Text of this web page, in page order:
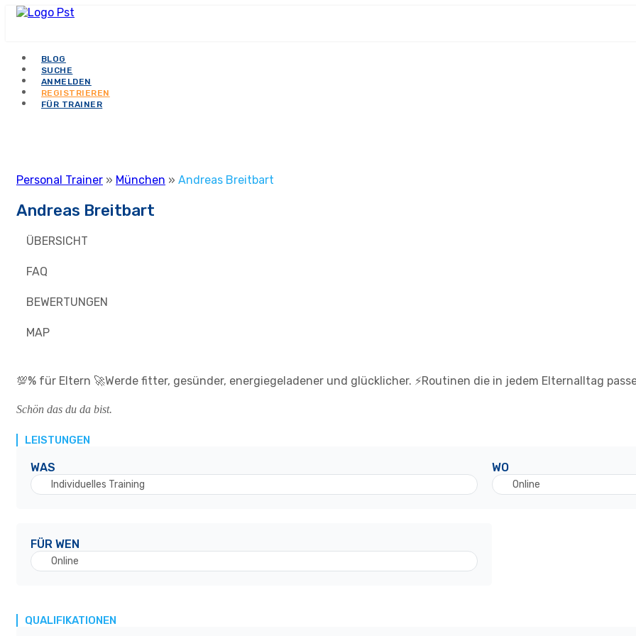
BLOG
SUCHE
ANMELDEN
REGISTRIEREN
FÜR TRAINER
Personal Trainer » München » Andreas Breitbart
Andreas Breitbart
ÜBERSICHT
FAQ
BEWERTUNGEN
MAP
💯% für Eltern 🚀Werde fitter, gesünder, energiegeladener und glücklicher. ⚡️Routinen die in jedem Elternalltag
Schön das du da bist.
LEISTUNGEN
WAS
Individuelles Training
WO
Online
FÜR WEN
Online
QUALIFIKATIONEN